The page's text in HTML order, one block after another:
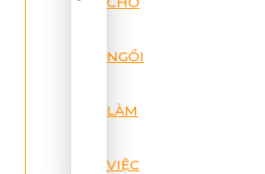
NGỒI
LÀM
VIỆC